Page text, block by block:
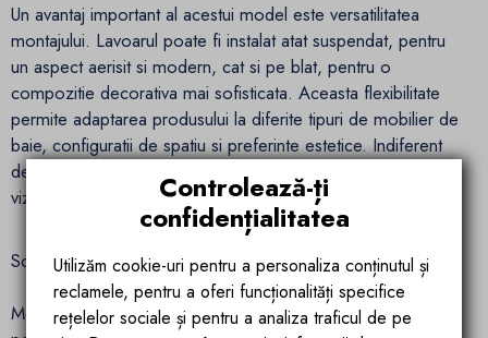
Un avantaj important al acestui model este versatilitatea
montajului. Lavoarul poate fi instalat atat suspendat, pentru
un aspect aerisit si modern, cat si pe blat, pentru o
compozitie decorativa mai sofisticata. Aceasta flexibilitate
permite adaptarea produsului la diferite tipuri de mobilier de
baie, configuratii de spatiu si preferinte estetice. Indiferent
de varianta aleasa, lavoarul Ego Interiors ofera o prezenta
vizuala echilibrata si eleganta.
Scurgere ascunsa cu capac detasabil inclus
Modelul este prevazut cu o gaura pentru baterie, ceea ce
Controlează-ți
confidențialitatea
Utilizăm cookie-uri pentru a personaliza conținutul și
reclamele, pentru a oferi funcționalități specifice
rețelelor sociale și pentru a analiza traficul de pe